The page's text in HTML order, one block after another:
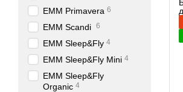
EMM Primavera 6
EMM Scandi 6
EMM Sleep&Fly 4
EMM Sleep&Fly Mini 4
EMM Sleep&Fly
Organic 4